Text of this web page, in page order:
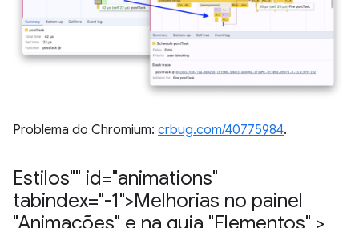
Problema do Chromium: crbug.com/40775984.
Estilos"" id="animations"
tabindex="-1">Melhorias no painel